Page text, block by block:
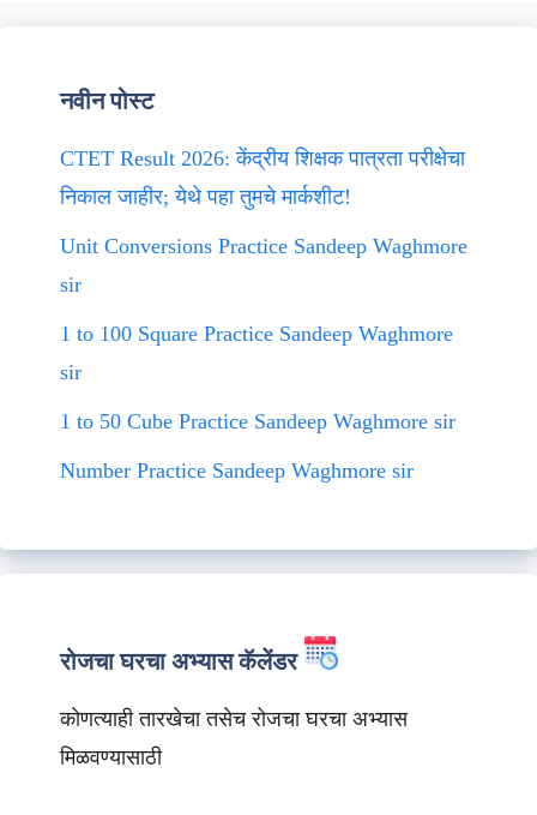
नवीन पोस्ट
CTET Result 2026: केंद्रीय शिक्षक पात्रता परीक्षेचा
निकाल जाहीर; येथे पहा तुमचे मार्कशीट!
Unit Conversions Practice Sandeep Waghmore
sir
1 to 100 Square Practice Sandeep Waghmore
sir
1 to 50 Cube Practice Sandeep Waghmore sir
Number Practice Sandeep Waghmore sir
रोजचा घरचा अभ्यास कॅलेंडर
कोणत्याही तारखेचा तसेच रोजचा घरचा अभ्यास
मिळवण्यासाठी